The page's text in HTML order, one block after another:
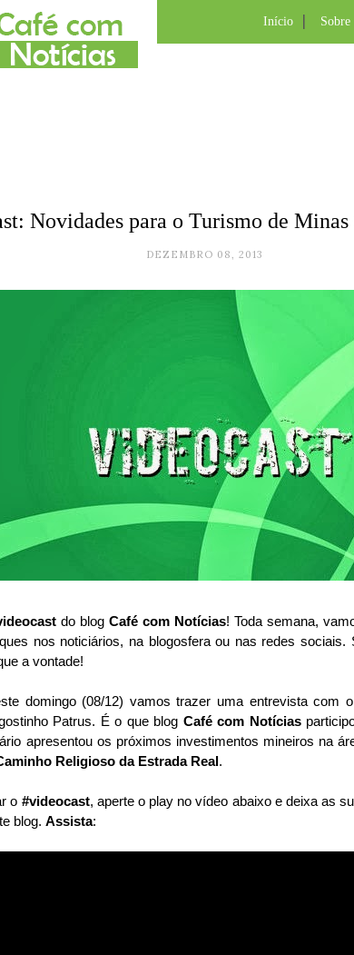
Início Sobre
Novidades para o Turismo de
DEZEMBRO 08, 2013
do blog Café com Notícias! Toda semana,
nos noticiários, na blogosfera ou nas redes sociais.
a vontade!
domingo (08/12) vamos trazer uma entrevista com
Patrus. É o que blog Café com Notícias
apresentou os próximos investimentos mineiros na
Religioso da Estrada Real.
o #videocast, aperte o play no vídeo abaixo e deixa as
blog. Assista: